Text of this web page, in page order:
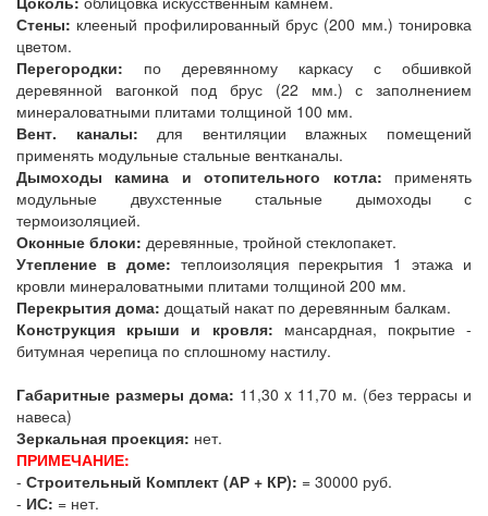
Стены: клееный профилированный брус (200 мм.) тонировка
цветом.
Перегородки: по деревянному каркасу с обшивкой
деревянной вагонкой под брус (22 мм.) с заполнением
минераловатными плитами толщиной 100 мм.
Вент. каналы: для вентиляции влажных помещений
применять модульные стальные вентканалы.
Дымоходы камина и отопительного котла: применять
модульные двухстенные стальные дымоходы с
термоизоляцией.
Оконные блоки: деревянные, тройной стеклопакет.
Утепление в доме: теплоизоляция перекрытия 1 этажа и
кровли минераловатными плитами толщиной 200 мм.
Перекрытия дома: дощатый накат по деревянным балкам.
Конструкция крыши и кровля: мансардная, покрытие -
битумная черепица по сплошному настилу.
Габаритные размеры дома: 11,30 x 11,70 м. (без террасы и
навеса)
Зеркальная проекция: нет.
ПРИМЕЧАНИЕ:
- Строительный Комплект (АР + КР): = 30000 руб.
- ИС: = нет.